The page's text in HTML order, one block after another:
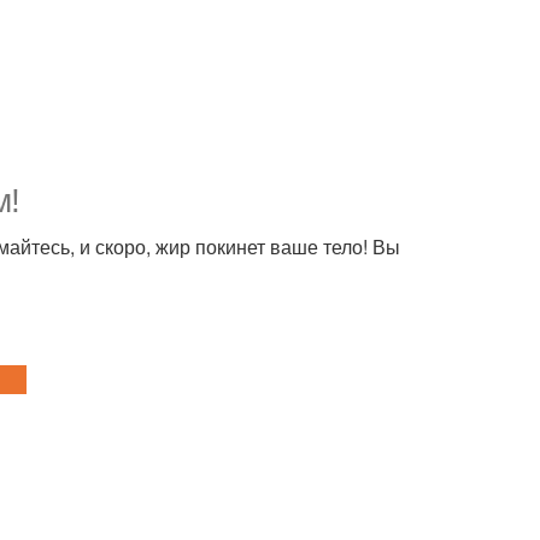
и скоро, жир покинет ваше тело! Вы